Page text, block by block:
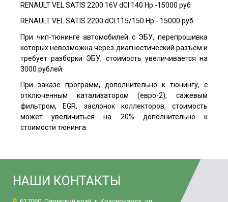
RENAULT VEL SATIS 2200 16V dCI 140 Hp -15000 руб
RENAULT VEL SATIS 2200 dCI 115/150 Hp - 15000 руб
При чип-тюнинге автомобилей с ЭБУ, перепрошивка
которых невозможна через диагностический разъем и
требует разборки ЭБУ, стоимость увеличивается на
3000 рублей.
При заказе программ, дополнительно к тюнингу, с
отключенным катализатором (евро-2), сажевым
фильтром, EGR, заслонок коллекторов, стоимость
может увеличиться на 20% дополнительно к
стоимости тюнинга.
НАШИ КОНТАКТЫ